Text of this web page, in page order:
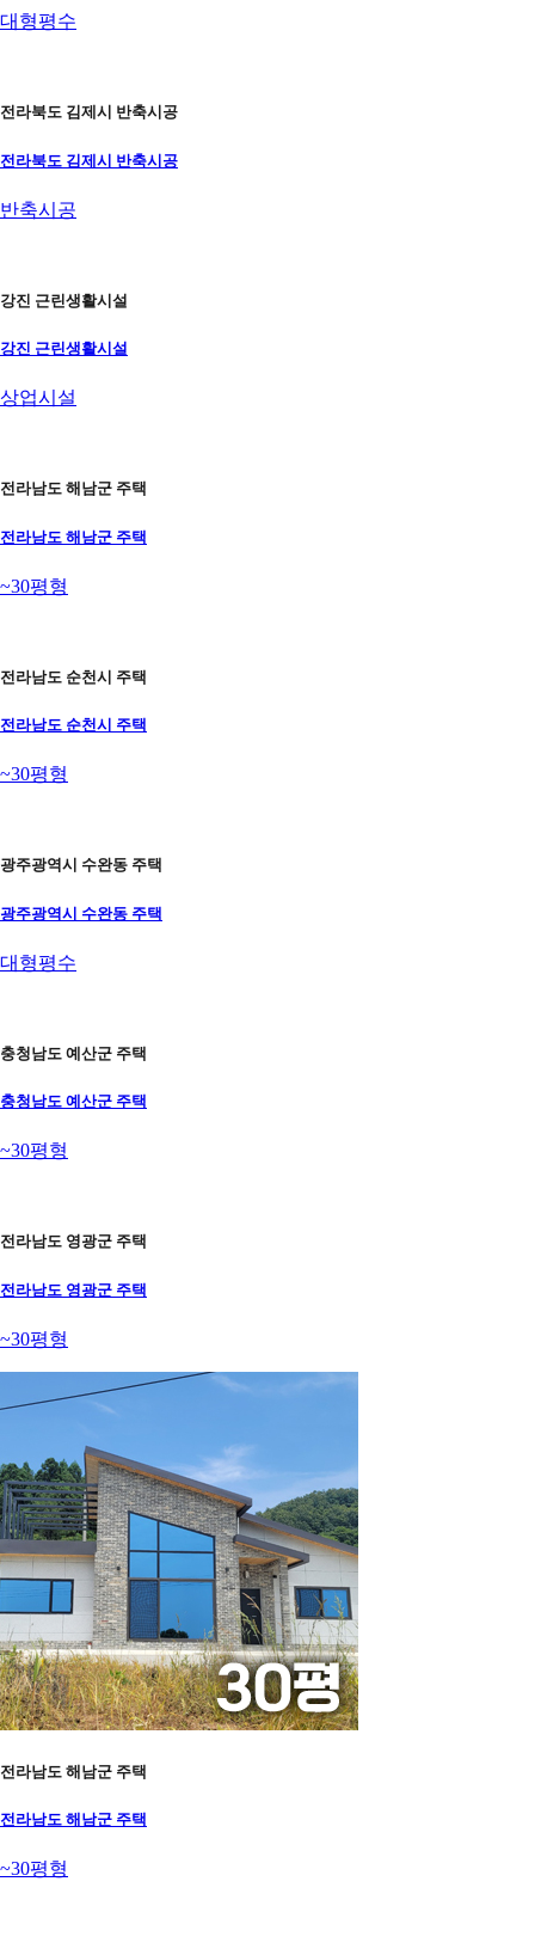
대형평수
전라북도 김제시 반축시공
전라북도 김제시 반축시공
반축시공
강진 근린생활시설
강진 근린생활시설
상업시설
전라남도 해남군 주택
전라남도 해남군 주택
~30평형
전라남도 순천시 주택
전라남도 순천시 주택
~30평형
광주광역시 수완동 주택
광주광역시 수완동 주택
대형평수
충청남도 예산군 주택
충청남도 예산군 주택
~30평형
전라남도 영광군 주택
전라남도 영광군 주택
~30평형
전라남도 해남군 주택
전라남도 해남군 주택
~30평형